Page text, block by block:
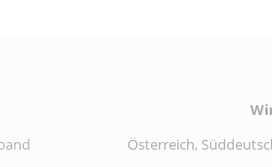
Österreich,